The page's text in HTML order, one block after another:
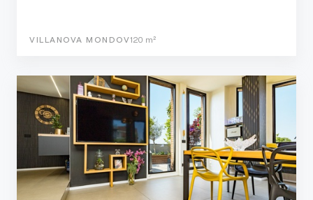
VILLANOVA MONDOV120 m²